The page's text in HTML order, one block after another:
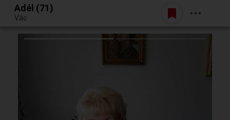
Egy jó randiból bármi lehet.
Belépés
Adél (71)
Vác